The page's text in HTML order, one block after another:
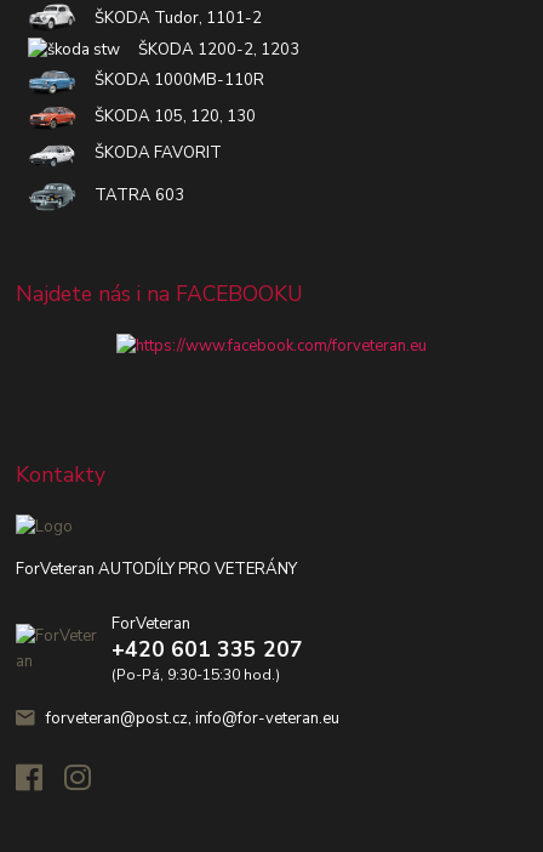
ŠKODA Tudor, 1101-2
ŠKODA 1200-2, 1203
ŠKODA 1000MB-110R
ŠKODA 105, 120, 130
ŠKODA FAVORIT
TATRA 603
Najdete nás i na FACEBOOKU
Kontakty
ForVeteran AUTODÍLY PRO VETERÁNY
ForVeteran
+420 601 335 207
(Po-Pá, 9:30-15:30 hod.)
forveteran@post.cz, info@for-veteran.eu